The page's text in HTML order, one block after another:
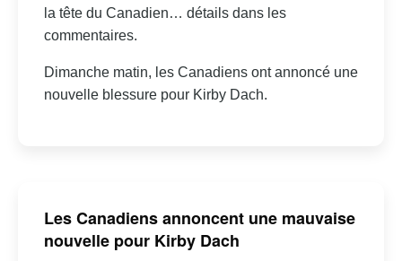
la tête du Canadien… détails dans les
commentaires.
Dimanche matin, les Canadiens ont annoncé une
nouvelle blessure pour Kirby Dach.
Les Canadiens annoncent une mauvaise
nouvelle pour Kirby Dach